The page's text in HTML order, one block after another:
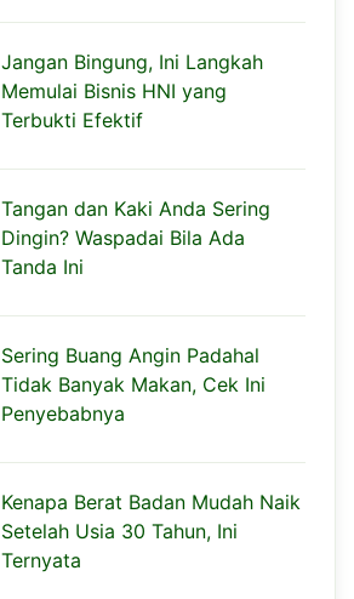
Jangan Bingung, Ini Langkah
Memulai Bisnis HNI yang
Terbukti Efektif
Tangan dan Kaki Anda Sering
Dingin? Waspadai Bila Ada
Tanda Ini
Sering Buang Angin Padahal
Tidak Banyak Makan, Cek Ini
Penyebabnya
Kenapa Berat Badan Mudah Naik
Setelah Usia 30 Tahun, Ini
Ternyata